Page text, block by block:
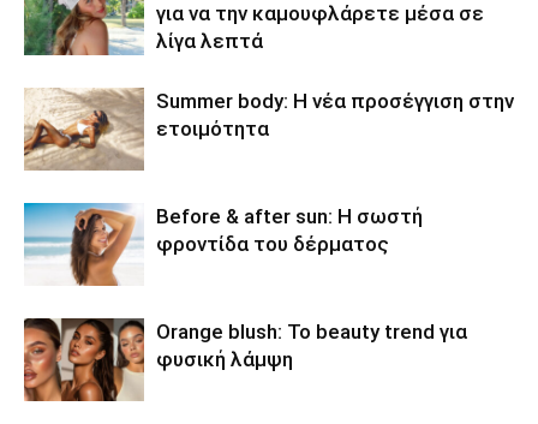
για να την καμουφλάρετε μέσα σε
λίγα λεπτά
Summer body: Η νέα προσέγγιση στην
ετοιμότητα
Before & after sun: Η σωστή
φροντίδα του δέρματος
Orange blush: Το beauty trend για
φυσική λάμψη